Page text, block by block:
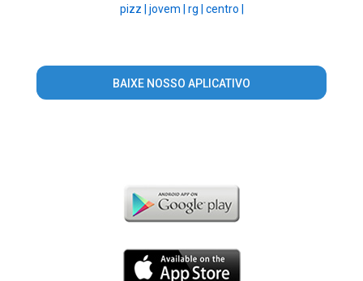
pizz | jovem | rg | centro |
BAIXE NOSSO APLICATIVO